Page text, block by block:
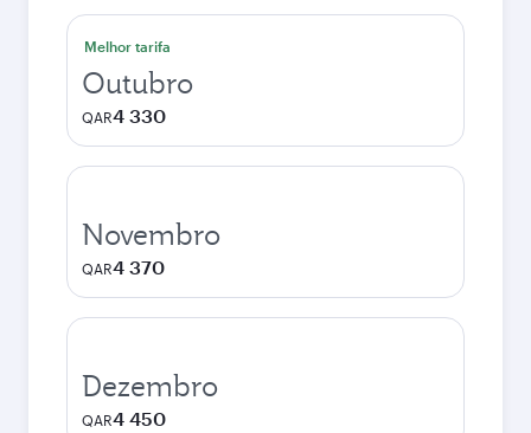
Melhor tarifa
Outubro
QAR4 330
Novembro
QAR4 370
Dezembro
QAR4 450